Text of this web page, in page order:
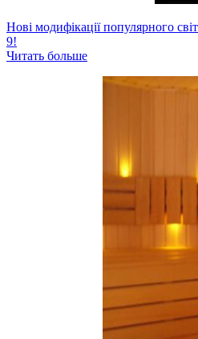
Нові модифікації популярного
9!
Читать больше